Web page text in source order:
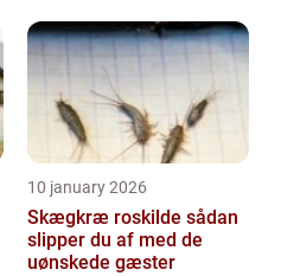
10 january 2026
Skægkræ roskilde sådan
slipper du af med de
uønskede gæster